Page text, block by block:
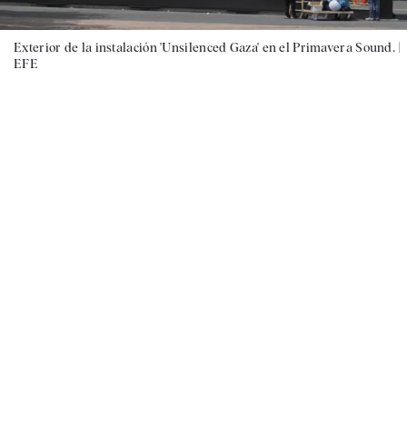
Exterior de la instalación 'Unsilenced Gaza' en el Primavera Sound. |
EFE